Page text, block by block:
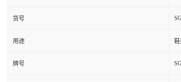
货号
用途 鞋
牌号